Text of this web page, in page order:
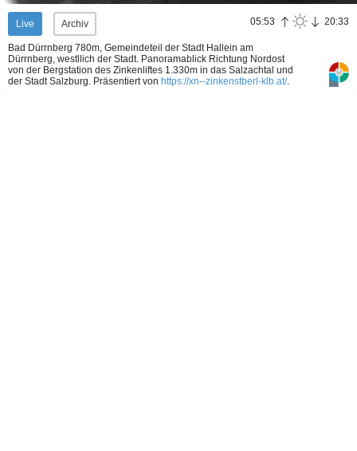
Live Archiv 05:53 20:33
Bad Dürrnberg 780m, Gemeindeteil der Stadt Hallein am
Dürrnberg, westllich der Stadt. Panoramablick Richtung Nordost
von der Bergstation des Zinkenliftes 1.330m in das Salzachtal und
der Stadt Salzburg. Präsentiert von https://xn--zinkenstberl-klb.at/.